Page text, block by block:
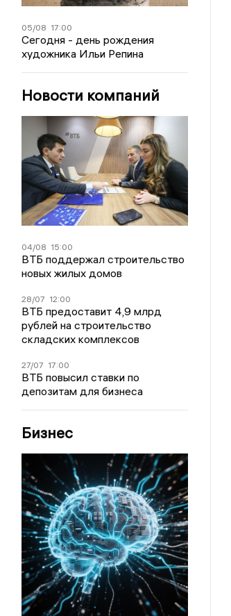
05/08 17:00
Сегодня - день рождения
художника Ильи Репина
Новости компаний
04/08 15:00
ВТБ поддержал строительство
новых жилых домов
28/07 12:00
ВТБ предоставит 4,9 млрд
рублей на строительство
складских комплексов
27/07 17:00
ВТБ повысил ставки по
депозитам для бизнеса
Бизнес